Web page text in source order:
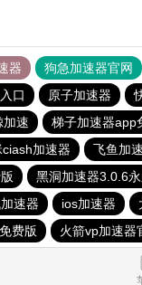
器 狗急加速器官网
口 原子加速器
加速 梯子加速器app
加速器 飞鱼加
黑洞加速器3.0.6
速器 ios加速器
费版 火箭vp加速器